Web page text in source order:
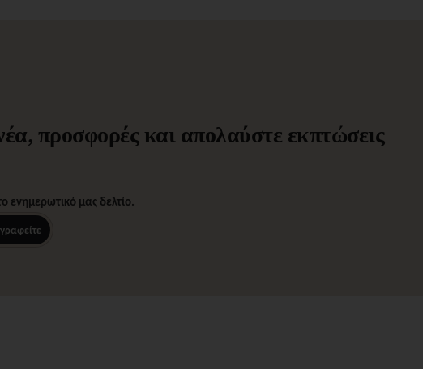
προσφορές και απολαύστε εκπτώσεις
ενημερωτικό μας δελτίο.